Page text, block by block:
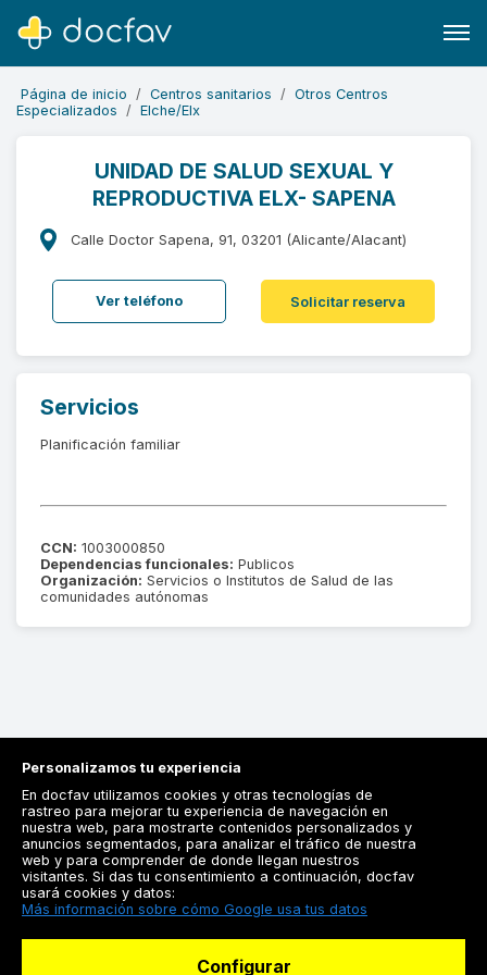
Buscar
Software para clínicas
Soporte
¿Eres un doctor?
Página de inicio Centros sanitarios
Otros Centros
Especializados
Elche/Elx
UNIDAD DE SALUD SEXUAL Y
REPRODUCTIVA ELX- SAPENA
Calle Doctor Sapena, 91, 03201 (Alicante/Alacant)
Ver teléfono Solicitar reserva
Servicios
Planificación familiar
CCN: 1003000850
Dependencias funcionales: Publicos
Organización: Servicios o Institutos de Salud de las
comunidades autónomas
Registrarse
Docfav
Personalizamos tu experiencia
En docfav utilizamos cookies y otras tecnologías de
rastreo para mejorar tu experiencia de navegación en
nuestra web, para mostrarte contenidos personalizados y
anuncios segmentados, para analizar el tráfico de nuestra
web y para comprender de donde llegan nuestros
visitantes. Si das tu consentimiento a continuación, docfav
usará cookies y datos:
Más información sobre cómo Google usa tus datos
Configurar